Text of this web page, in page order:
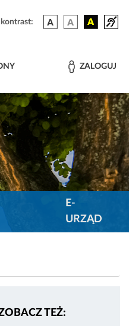
kontrast:
ZALOGUJ
E-
URZĄD
TEŻ: